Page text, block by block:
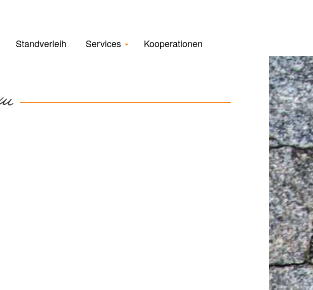
Standverleih Services Kooperationen